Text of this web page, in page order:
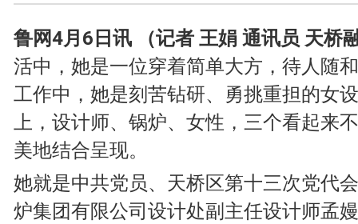
鲁网4月6日讯 （记者 王娟 通讯员 天桥
活中，她是一位穿着简单大方，待人随
工作中，她是刻苦钻研、勇挑重担的女
上，设计师、锅炉、女性，三个看起来
美地结合呈现。
她就是中共党员、天桥区第十三次党代
炉集团有限公司设计处副主任设计师孟